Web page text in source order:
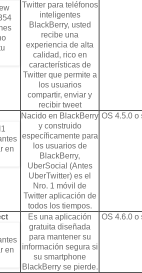
Twitter para teléfonos
inteligentes
BlackBerry, usted
recibe una
experiencia de alta
calidad, rico en
características de
Twitter que permite a
los usuarios
compartir, enviar y
recibir tweet
Nacido en BlackBerry
y construido
específicamente para
los usuarios de
BlackBerry,
UberSocial (Antes
UberTwitter) es el
Nro. 1 móvil de
Twitter aplicación de
todos los tiempos.
OS 4.5.0 o
Es una aplicación
gratuita diseñada
para mantener su
información segura si
su smartphone
BlackBerry se pierde.
OS 4.6.0 o